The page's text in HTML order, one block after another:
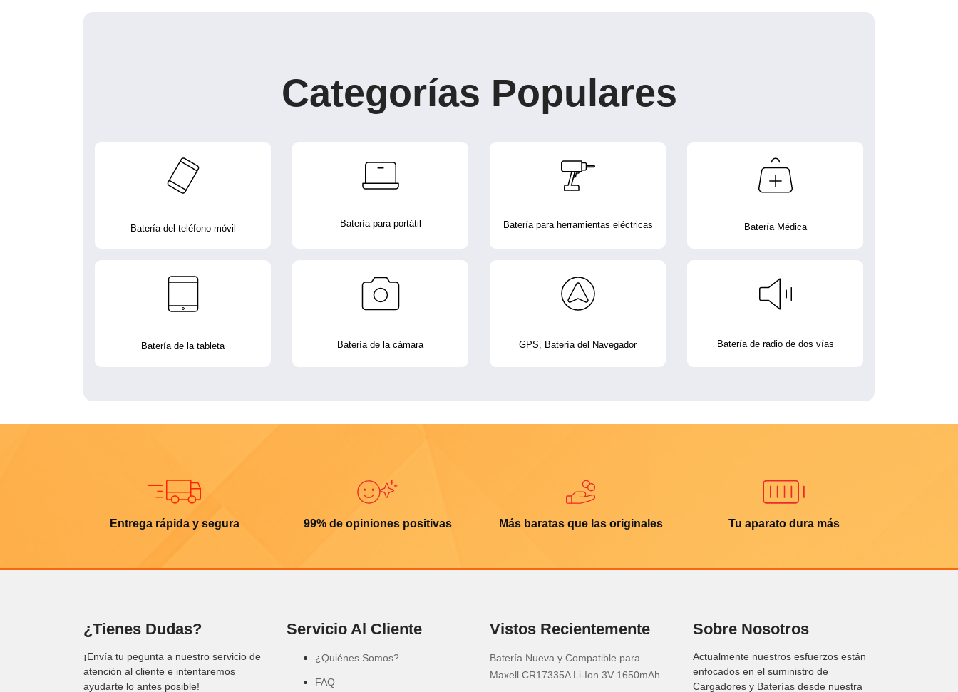
Categorías Populares
Batería del teléfono móvil Batería para portátil Batería para herramientas eléctricas Batería Médica
Batería de la tableta Batería de la cámara GPS, Batería del Navegador Batería de radio de dos vías
Entrega rápida y segura 99% de opiniones positivas Más baratas que las originales Tu aparato dura más
¿Tienes Dudas?
¡Envía tu pegunta a nuestro servicio de
atención al cliente e intentaremos
ayudarte lo antes posible!
Servicio Al Cliente
¿Quiénes Somos?
FAQ
Vistos Recientemente
Batería Nueva y Compatible para
Maxell CR17335A Li-Ion 3V 1650mAh
Sobre Nosotros
Actualmente nuestros esfuerzos están
enfocados en el suministro de
Cargadores y Baterías desde nuestra